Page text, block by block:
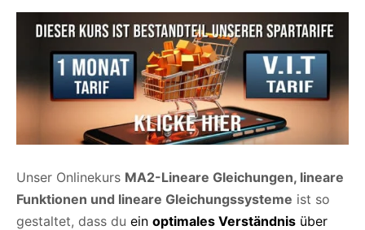
Unser Onlinekurs MA2-Lineare Gleichungen, lineare
Funktionen und lineare Gleichungssysteme ist so
gestaltet, dass du ein optimales Verständnis über